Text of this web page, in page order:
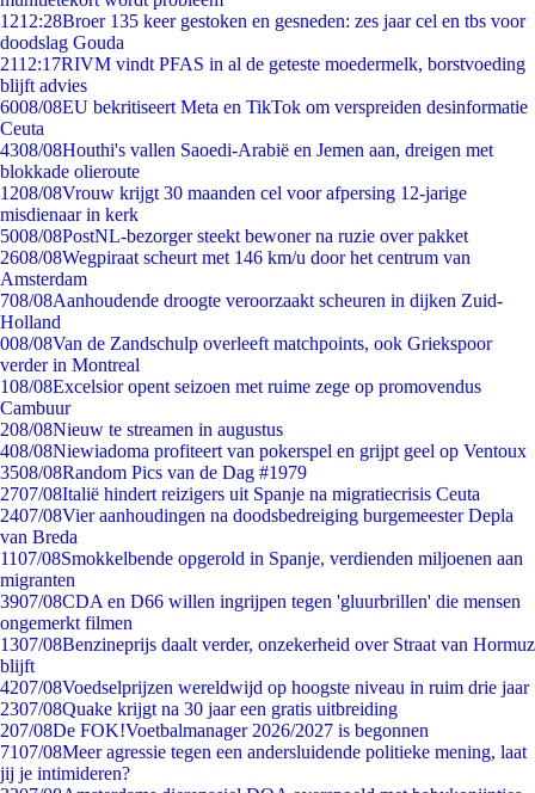
1212:28Broer 135 keer gestoken en gesneden: zes jaar cel en tbs voor
doodslag Gouda
2112:17RIVM vindt PFAS in al de geteste moedermelk, borstvoeding
blijft advies
6008/08EU bekritiseert Meta en TikTok om verspreiden desinformatie
Ceuta
4308/08Houthi's vallen Saoedi-Arabië en Jemen aan, dreigen met
blokkade olieroute
1208/08Vrouw krijgt 30 maanden cel voor afpersing 12-jarige
misdienaar in kerk
5008/08PostNL-bezorger steekt bewoner na ruzie over pakket
2608/08Wegpiraat scheurt met 146 km/u door het centrum van
Amsterdam
708/08Aanhoudende droogte veroorzaakt scheuren in dijken Zuid-
Holland
008/08Van de Zandschulp overleeft matchpoints, ook Griekspoor
verder in Montreal
108/08Excelsior opent seizoen met ruime zege op promovendus
Cambuur
208/08Nieuw te streamen in augustus
408/08Niewiadoma profiteert van pokerspel en grijpt geel op Ventoux
3508/08Random Pics van de Dag #1979
2707/08Italië hindert reizigers uit Spanje na migratiecrisis Ceuta
2407/08Vier aanhoudingen na doodsbedreiging burgemeester Depla
van Breda
1107/08Smokkelbende opgerold in Spanje, verdienden miljoenen aan
migranten
3907/08CDA en D66 willen ingrijpen tegen 'gluurbrillen' die mensen
ongemerkt filmen
1307/08Benzineprijs daalt verder, onzekerheid over Straat van Hormuz
blijft
4207/08Voedselprijzen wereldwijd op hoogste niveau in ruim drie jaar
2307/08Quake krijgt na 30 jaar een gratis uitbreiding
207/08De FOK!Voetbalmanager 2026/2027 is begonnen
7107/08Meer agressie tegen een andersluidende politieke mening, laat
jij je intimideren?